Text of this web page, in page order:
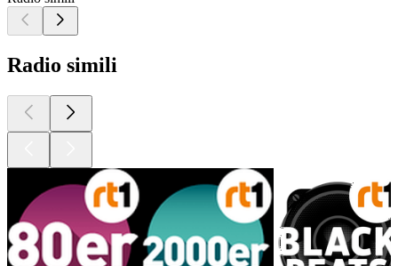
Radio simili